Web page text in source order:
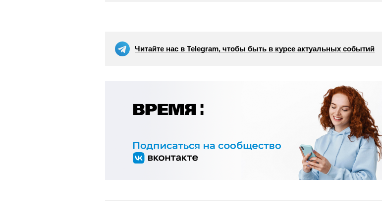
Читайте нас в Telegram, чтобы быть в курсе актуальных событий